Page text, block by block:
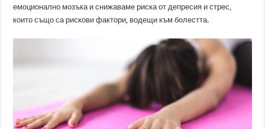
емоционално мозъка и снижаваме риска от депресия и стрес,
които също са рискови фактори, водещи към болестта.